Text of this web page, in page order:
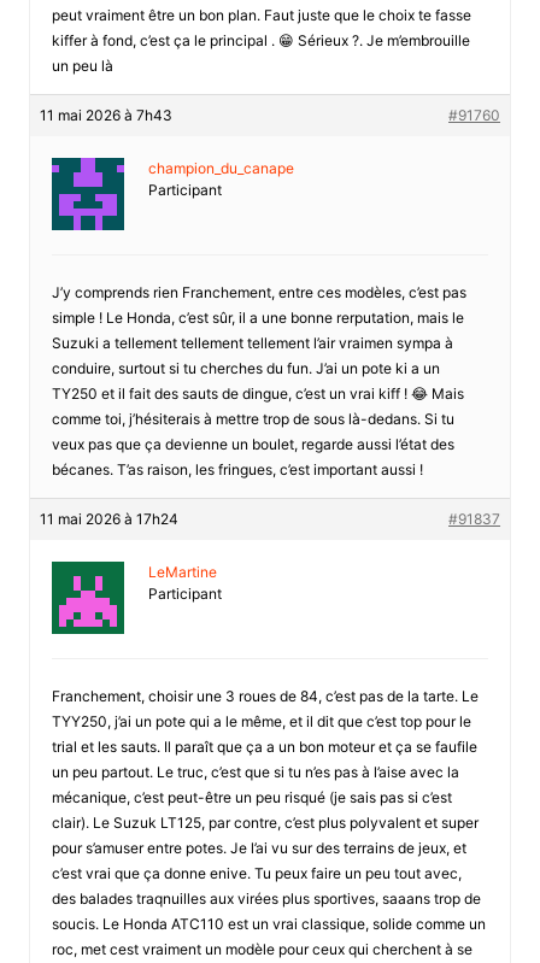
peut vraiment être un bon plan. Faut juste que le choix te fasse
kiffer à fond, c’est ça le principal . 😁 Sérieux ?. Je m’embrouille
un peu là
11 mai 2026 à 7h43 #91760
champion_du_canape
Participant
J’y comprends rien Franchement, entre ces modèles, c’est pas
simple ! Le Honda, c’est sûr, il a une bonne rerputation, mais le
Suzuki a tellement tellement tellement l’air vraimen sympa à
conduire, surtout si tu cherches du fun. J’ai un pote ki a un
TY250 et il fait des sauts de dingue, c’est un vrai kiff ! 😂 Mais
comme toi, j’hésiterais à mettre trop de sous là-dedans. Si tu
veux pas que ça devienne un boulet, regarde aussi l’état des
bécanes. T’as raison, les fringues, c’est important aussi !
11 mai 2026 à 17h24 #91837
LeMartine
Participant
Franchement, choisir une 3 roues de 84, c’est pas de la tarte. Le
TYY250, j’ai un pote qui a le même, et il dit que c’est top pour le
trial et les sauts. Il paraît que ça a un bon moteur et ça se faufile
un peu partout. Le truc, c’est que si tu n’es pas à l’aise avec la
mécanique, c’est peut-être un peu risqué (je sais pas si c’est
clair). Le Suzuk LT125, par contre, c’est plus polyvalent et super
pour s’amuser entre potes. Je l’ai vu sur des terrains de jeux, et
c’est vrai que ça donne enive. Tu peux faire un peu tout avec,
des balades traqnuilles aux virées plus sportives, saaans trop de
soucis. Le Honda ATC110 est un vrai classique, solide comme un
roc, met cest vraiment un modèle pour ceux qui cherchent à se